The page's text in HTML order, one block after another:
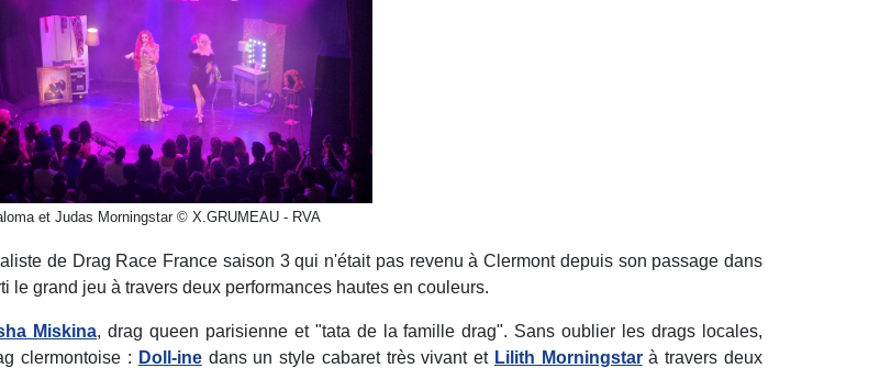
et Judas Morningstar © X.GRUMEAU - RVA
de Drag Race France saison 3 qui n'était pas revenu à Clermont depuis son passage dans
le grand jeu à travers deux performances hautes en couleurs.
Miskina, drag queen parisienne et "tata de la famille drag". Sans oublier les drags locales,
clermontoise : Doll-inedans un style cabaret très vivant et Lilith Morningstarà travers deux